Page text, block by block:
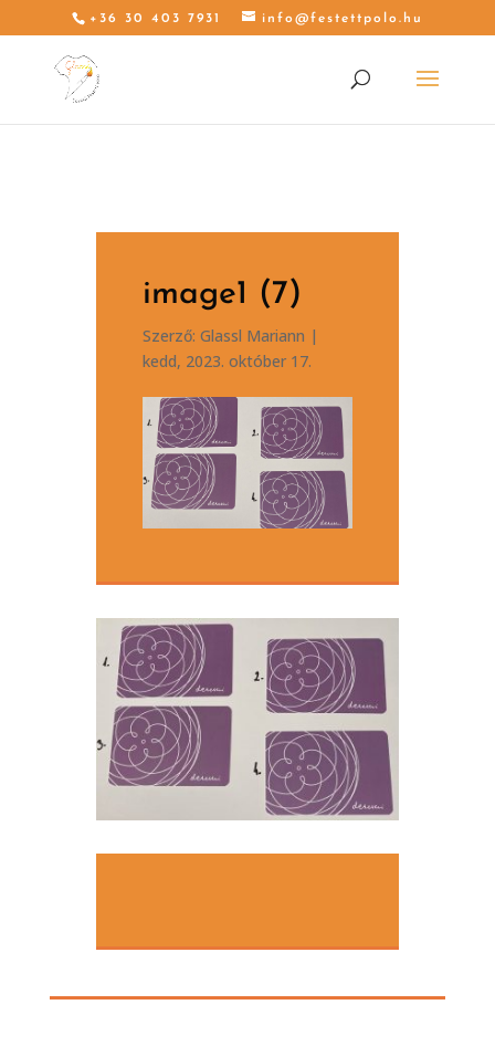
+36 30 403 7931 info@festettpolo.hu
image1 (7)
Szerző: Glassl Mariann |
kedd, 2023. október 17.